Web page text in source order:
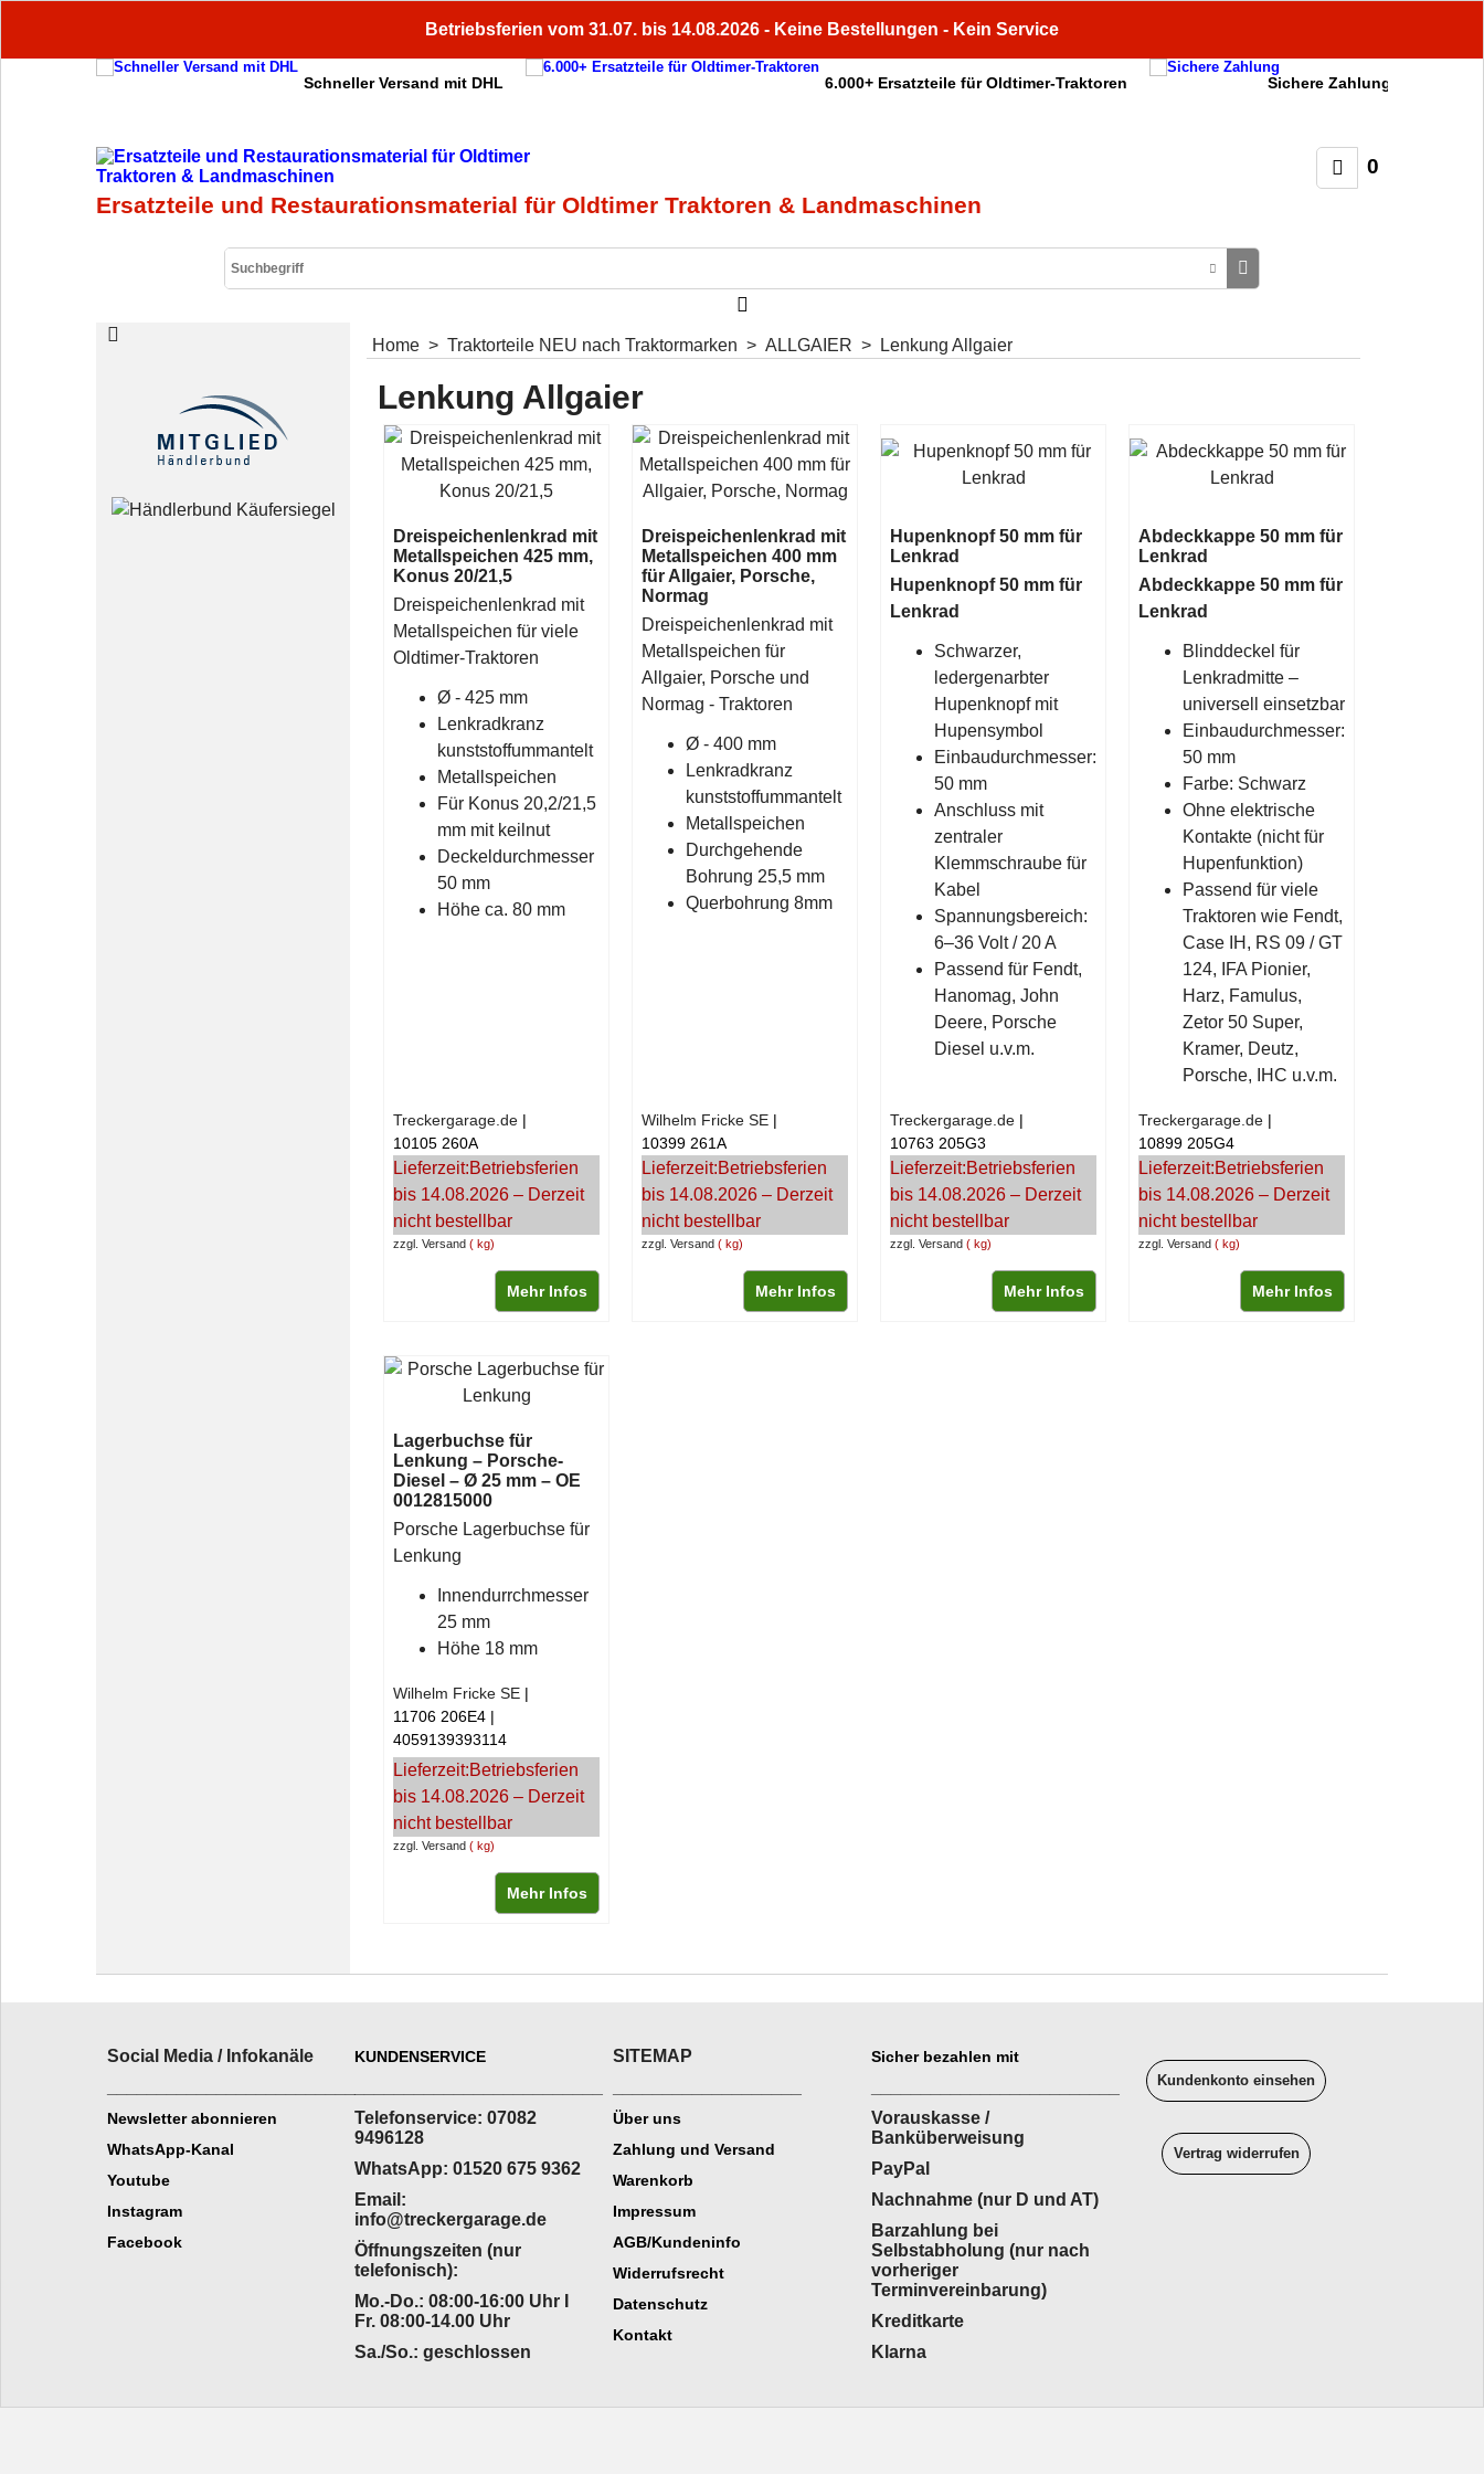
Betriebsferien vom 31.07. bis 14.08.2026 - Keine Bestellungen - Kein Service
Schneller Versand mit DHL 6.000+ Ersatzteile für Oldtimer-Traktoren Sichere Zahlung
0
Ersatzteile und Restaurationsmaterial für Oldtimer Traktoren & Landmaschinen
Home > Traktorteile NEU nach Traktormarken > ALLGAIER > Lenkung Allgaier
Lenkung Allgaier
Dreispeichenlenkrad mit
Metallspeichen 425 mm,
Konus 20/21,5
Dreispeichenlenkrad mit
Metallspeichen für viele
Oldtimer-Traktoren
Ø - 425 mm
Lenkradkranz
kunststoffummantelt
Metallspeichen
Für Konus 20,2/21,5
mm mit keilnut
Deckeldurchmesser
50 mm
Höhe ca. 80 mm
zzgl. Versand kg
Treckergarage.de
10105 260A
Lieferzeit:Betriebsferien
bis 14.08.2026 – Derzeit
nicht bestellbar
Mehr Infos
Dreispeichenlenkrad mit
Metallspeichen 400 mm
für Allgaier, Porsche,
Normag
Dreispeichenlenkrad mit
Metallspeichen für
Allgaier, Porsche und
Normag - Traktoren
Ø - 400 mm
Lenkradkranz
kunststoffummantelt
Metallspeichen
Durchgehende
Bohrung 25,5 mm
Querbohrung 8mm
zzgl. Versand kg
Wilhelm Fricke SE
10399 261A
Lieferzeit:Betriebsferien
bis 14.08.2026 – Derzeit
nicht bestellbar
Mehr Infos
Hupenknopf 50 mm für
Lenkrad
Hupenknopf 50 mm für
Lenkrad
Schwarzer,
ledergenarbter
Hupenknopf mit
Hupensymbol
Einbaudurchmesser:
50 mm
Anschluss mit
zentraler
Klemmschraube für
Kabel
Spannungsbereich:
6–36 Volt / 20 A
Passend für Fendt,
Hanomag, John
Deere, Porsche
Diesel u.v.m.
zzgl. Versand kg
Treckergarage.de
10763 205G3
Lieferzeit:Betriebsferien
bis 14.08.2026 – Derzeit
nicht bestellbar
Mehr Infos
Abdeckkappe 50 mm für
Lenkrad
Abdeckkappe 50 mm für
Lenkrad
Blinddeckel für
Lenkradmitte –
universell einsetzbar
Einbaudurchmesser:
50 mm
Farbe: Schwarz
Ohne elektrische
Kontakte (nicht für
Hupenfunktion)
Passend für viele
Traktoren wie Fendt,
Case IH, RS 09 / GT
124, IFA Pionier,
Harz, Famulus,
Zetor 50 Super,
Kramer, Deutz,
Porsche, IHC u.v.m.
zzgl. Versand kg
Treckergarage.de
10899 205G4
Lieferzeit:Betriebsferien
bis 14.08.2026 – Derzeit
nicht bestellbar
Mehr Infos
Lagerbuchse für
Lenkung – Porsche-
Diesel – Ø 25 mm – OE
0012815000
Porsche Lagerbuchse für
Lenkung
Innendurrchmesser
25 mm
Höhe 18 mm
zzgl. Versand kg
Wilhelm Fricke SE
11706 206E4
4059139393114
Lieferzeit:Betriebsferien
bis 14.08.2026 – Derzeit
nicht bestellbar
Mehr Infos
Social Media / Infokanäle
Newsletter abonnieren
WhatsApp-Kanal
Youtube
Instagram
Facebook
KUNDENSERVICE
Telefonservice: 07082
9496128
WhatsApp: 01520 675 9362
Email:
info@treckergarage.de
Öffnungszeiten (nur
telefonisch):
Mo.-Do.: 08:00-16:00 Uhr I
Fr. 08:00-14.00 Uhr
Sa./So.: geschlossen
SITEMAP
Über uns
Zahlung und Versand
Warenkorb
Impressum
AGB/Kundeninfo
Widerrufsrecht
Datenschutz
Kontakt
Sicher bezahlen mit
Vorauskasse /
Banküberweisung
PayPal
Nachnahme (nur D und AT)
Barzahlung bei
Selbstabholung (nur nach
vorheriger
Terminvereinbarung)
Kreditkarte
Klarna
Kundenkonto einsehen
Vertrag widerrufen